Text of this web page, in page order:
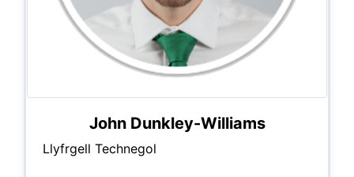
John Dunkley-Williams
Llyfrgell Technegol